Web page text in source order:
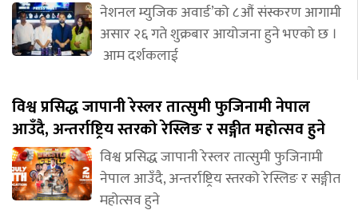
नेशनल म्युजिक अवार्ड’को ८औं संस्करण आगामी
असार २६ गते शुक्रबार आयोजना हुने भएको छ ।
आम दर्शकलाई
विश्व प्रसिद्ध जापानी रेस्लर तात्सुमी फुजिनामी नेपाल
आउँदै, अन्तर्राष्ट्रिय स्तरको रेस्लिङ र सङ्गीत महोत्सव हुने
विश्व प्रसिद्ध जापानी रेस्लर तात्सुमी फुजिनामी
नेपाल आउँदै, अन्तर्राष्ट्रिय स्तरको रेस्लिङ र सङ्गीत
महोत्सव हुने